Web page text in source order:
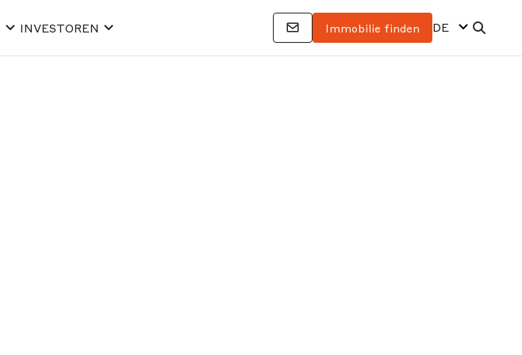
INVESTOREN Immobilie finden DE